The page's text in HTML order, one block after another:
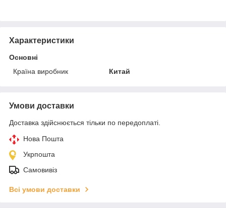
Характеристики
Основні
Країна виробник
Китай
Умови доставки
Доставка здійснюється тільки по передоплаті.
Нова Пошта
Укрпошта
Самовивіз
Всі умови доставки